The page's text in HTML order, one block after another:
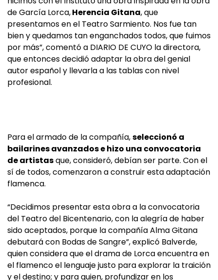
de García Lorca,Herencia Gitana, que
presentamos en el Teatro Sarmiento. Nos fue tan
bien y quedamos tan enganchados todos, que fuimos
por más”, comentó a DIARIO DE CUYO la directora,
que entonces decidió adaptar la obra del genial
autor español y llevarla a las tablas con nivel
profesional.
Para el armado de la compañía,seleccionó a
bailarines avanzados e hizo una convocatoria
de artistasque, consideró, debían ser parte. Con el
sí de todos, comenzaron a construir esta adaptación
flamenca.
“Decidimos presentar esta obra a la convocatoria
del Teatro del Bicentenario, con la alegría de haber
sido aceptados, porque la compañía Alma Gitana
debutará con Bodas de Sangre”, explicó Balverde,
quien considera que el drama de Lorca encuentra en
el flamenco el lenguaje justo para explorar la traición
y el destino; y para quien, profundizar en los